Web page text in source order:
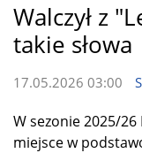
Walczył z
takie słowa
17.05.2026 03:00
W sezonie 2025/26
miejsce w